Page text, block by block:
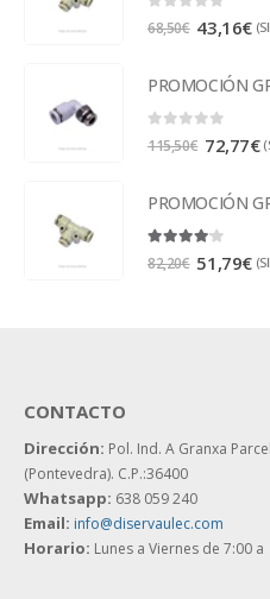
0out of 5
68,50€ 43,16€
PROMOCIÓN
0 out of 5
115,50€ 72,77€
PROMOCIÓN
82,20€ 51,79€
CONTACTO
Dirección: Pol. Ind. A Granxa
(Pontevedra). C.P.:36400
Whatsapp: 638 059 240
Email: info@diservaulec.com
Horario: Lunes a Viernes de 7:00